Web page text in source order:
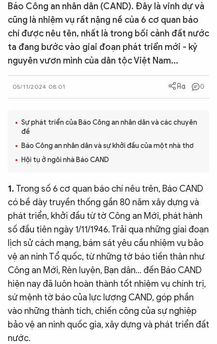
CÔNG NGHỆ
QUỐC TẾ
VĂN HÓA - THỂ THAO
ĐA PHƯƠNG TIỆN
eMagazine
Podcast
Video
Chuyên trang An ninh thế giới
Văn nghệ Công an
Chuyên đề
Báo Công an nhân dân (CAND). Đây là vinh dự và
cũng là nhiệm vụ rất nặng nề của 6 cơ quan báo
chí được nêu tên, nhất là trong bối cảnh đất nước
ta đang bước vào giai đoạn phát triển mới - kỷ
nguyên vươn mình của dân tộc Việt Nam...
05/11/2024 08:01 0
Sự phát triển của Báo Công an nhân dân và các chuyên
đề
Báo Công an nhân dân và sự khởi đầu của một nhà thơ
Hội tụ ở ngôi nhà Báo CAND
1. Trong số 6 cơ quan báo chí nêu trên, Báo CAND
có bề dày truyền thống gần 80 năm xây dựng và
phát triển, khởi đầu từ tờ Công an Mới, phát hành
số đầu tiên ngày 1/11/1946. Trải qua những giai đoạn
lịch sử cách mạng, bám sát yêu cầu nhiệm vụ bảo
vệ an ninh Tổ quốc, từ những tờ báo tiền thân như
Công an Mới, Rèn luyện, Bạn dân... đến Báo CAND
hiện nay đã luôn hoàn thành tốt nhiệm vụ chính trị,
sứ mệnh tờ báo của lực lượng CAND, góp phần
vào những thành tích, chiến công của sự nghiệp
bảo vệ an ninh quốc gia, xây dựng và phát triển đất
nước.